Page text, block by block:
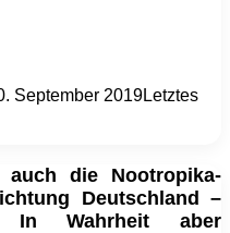
September 2019Letztes
die Nootropika-
Deutschland –
In Wahrheit aber